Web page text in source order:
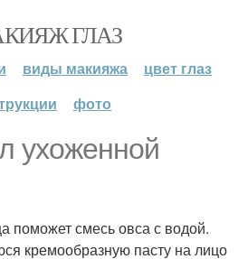
ГЛАЗ
виды макияжа
цвет глаз
фото
ухоженной
поможет смесь овса с водой.
кремообразную пасту на лицо